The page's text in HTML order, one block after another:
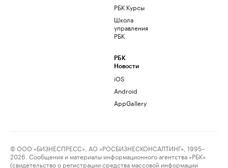
РБК Курсы
Школа
управления
РБК
РБК
Новости
iOS
Android
AppGallery
© ООО «БИЗНЕСПРЕСС», АО «РОСБИЗНЕСКОНСАЛТИНГ», 1995–
2026. Сообщения и материалы информационного агентства «РБК»
(свидетельство о регистрации средства массовой информации